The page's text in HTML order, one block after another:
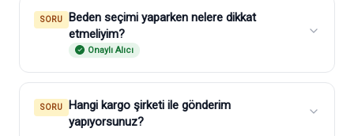
SORU
Beden seçimi yaparken nelere dikkat
etmeliyim?
Onaylı Alıcı
SORU
Hangi kargo şirketi ile gönderim
yapıyorsunuz?